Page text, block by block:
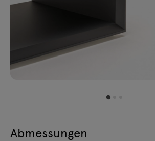
Abmessungen